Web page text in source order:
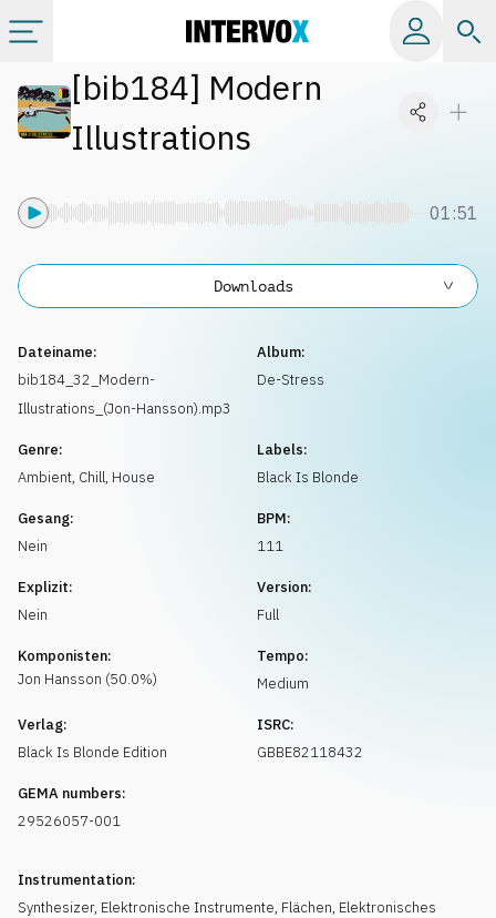
Kategorien
[bib184] Modern
Illustrations
01:51
Dateiname:
bib184_32_Modern-
Illustrations_(Jon-Hansson).mp3
Album:
De-Stress
Genre:
Ambient, Chill, House
Labels:
Black Is Blonde
Gesang:
Nein
BPM:
111
Explizit:
Nein
Version:
Full
Komponisten:
Jon Hansson (50.0%)
Tempo:
Medium
Verlag:
Black Is Blonde Edition
ISRC:
GBBE82118432
GEMA numbers:
29526057-001
Instrumentation:
Synthesizer, Elektronische Instrumente, Flächen, Elektronisches
Downloads